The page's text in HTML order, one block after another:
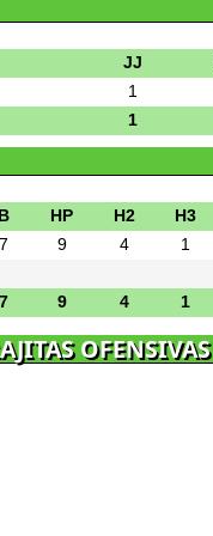
JJ
1
1
HP H2 H3
9 4 1
9 4 1
OFENSIVAS